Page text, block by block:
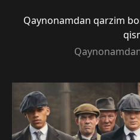
Qaynonamdan qarzim